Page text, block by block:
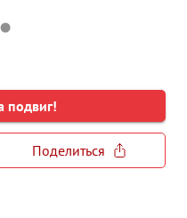
подвиг!
Поделиться